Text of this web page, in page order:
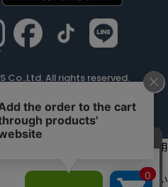
Co.,Ltd. All rights reserved.
利便性向上のためにクッキーを利用
なる場合、クッキーの使用に同意い